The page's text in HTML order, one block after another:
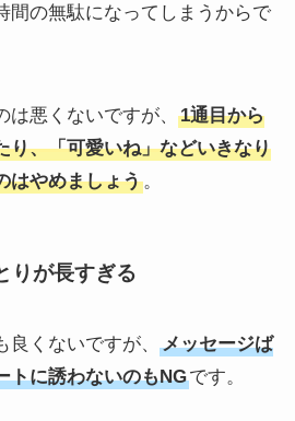
間の無駄になってしまうからで
悪くないですが、
1通目から
り、「可愛いね」などいきなり
はやめましょう。
りが長すぎる
くないですが、
メッセージば
トに誘わないのもNGです。